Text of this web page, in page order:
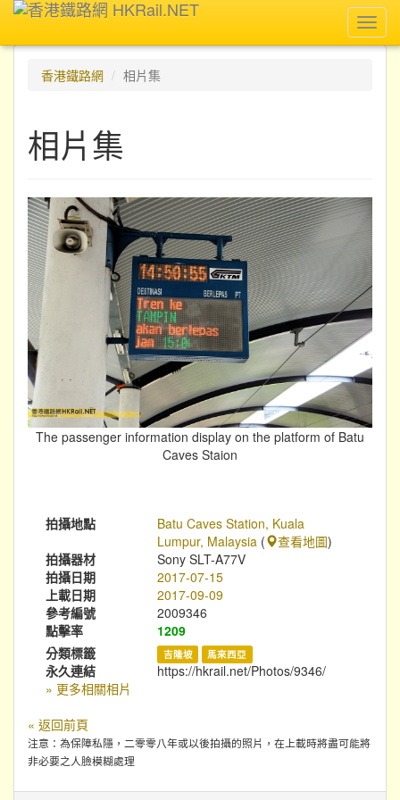
香港鐵路網
相片集
相片集
The passenger information display on the platform of Batu
Caves Staion
拍攝地點
Batu Caves Station, Kuala
Lumpur, Malaysia ( 查看地圖)
拍攝器材
Sony SLT-A77V
拍攝日期
2017-07-15
上載日期
2017-09-09
參考編號
2009346
點擊率
1209
分類標籤
吉隆坡 馬來西亞
永久連結
https://hkrail.net/Photos/9346/
» 更多相關相片
« 返回前頁
注意：為保障私隱，二零零八年或以後拍攝的照片，在上載時將盡可能將
非必要之人臉模糊處理